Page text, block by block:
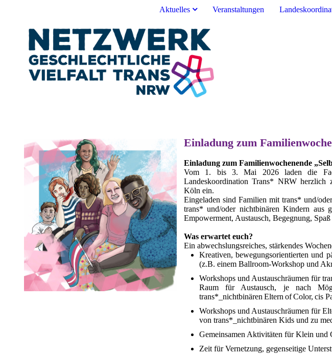
Aktuelles Veranstaltungen
Einladung zum
Einladung zum Familienwochenende
Vom 1. bis 3. Mai 2026 laden die
Landeskoordination Trans* NRW herzlich
Köln ein.
Eingeladen sind Familien mit trans* und/
trans* und/oder nichtbinären Kindern aus
Empowerment, Austausch, Begegnung,
Was erwartet euch?
Ein abwechslungsreiches, stärkendes
Kreativen, bewegungsorientierten und
(z.B. einem Ballroom-Workshop und
Workshops und Austauschräumen für
Raum für Austausch, je nach
trans*_nichtbinären Eltern of Color, cis
Workshops und Austauschräumen für
von trans*_nichtbinären Kids und zu
Gemeinsamen Aktivitäten für Klein und
Zeit für Vernetzung, gegenseitige